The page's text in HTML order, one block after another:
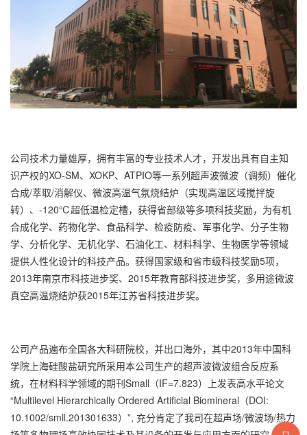
公司技术力量雄厚，拥有丰富的专业技术人才，开发出具有自主知
识产权的XO-SM、XOKP、ATPIO等一系列超声波微波（调频）催化
合成/萃取/消解仪、微波高温气氛烧结炉（实现高温区域搅拌旋
转）、-120℃超低温检定槽，获得省部级等多项科技奖励，为有机
合成化学、药物化学、食品科学、检疫防疫、军事化学、分子生物
学、分析化学、无机化学、石油化工、材料科学、生物医学等领域
提供人性化设计的科技产品。获得国家级和省市级科技奖励5项，
2013年南京市科技进步奖、2015年教育部科技进步奖，多用途微波
真空高温烧结炉获2015年江苏省科技进步奖。
公司产品遍布全国各大科研院校，并出口海外，其中2013年中国科
学院上海硅酸盐研究所采用本公司生产的超声波微波组合反应系
统，在材料科学领域的期刊Small（IF=7.823）上发表高水平论文
“Multilevel Hierarchically Ordered Artificial Biomineral（DOI:
10.1002/smll.201301633）”, 充分肯定了我司在超声场/微波场/热力